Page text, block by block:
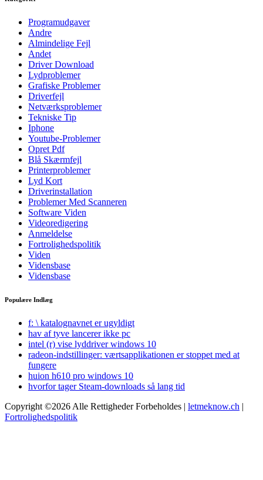
Programudgaver
Andre
Almindelige Fejl
Andet
Driver Download
Lydproblemer
Grafiske Problemer
Driverfejl
Netværksproblemer
Tekniske Tip
Iphone
Youtube-Problemer
Opret Pdf
Blå Skærmfejl
Printerproblemer
Lyd Kort
Driverinstallation
Problemer Med Scanneren
Software Viden
Videoredigering
Anmeldelse
Fortrolighedspolitik
Viden
Vidensbase
Vidensbase
Populære Indlæg
f: \ katalognavnet er ugyldigt
hav af tyve lancerer ikke pc
intel (r) vise lyddriver windows 10
radeon-indstillinger: værtsapplikationen er stoppet med at
fungere
huion h610 pro windows 10
hvorfor tager Steam-downloads så lang tid
Copyright ©2026 Alle Rettigheder Forbeholdes | letmeknow.ch |
Fortrolighedspolitik